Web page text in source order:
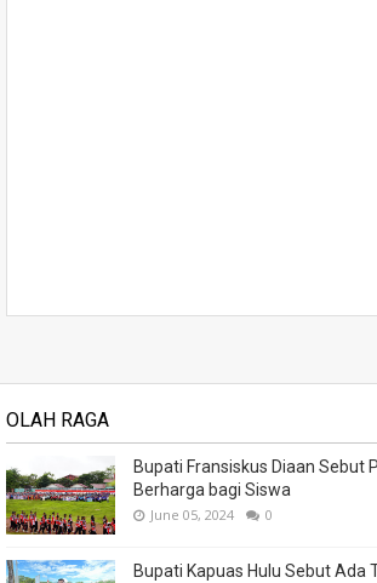
OLAH RAGA
Bupati Fransiskus Diaan Sebut
Berharga bagi Siswa
June 05, 2024 0
Bupati Kapuas Hulu Sebut Ada